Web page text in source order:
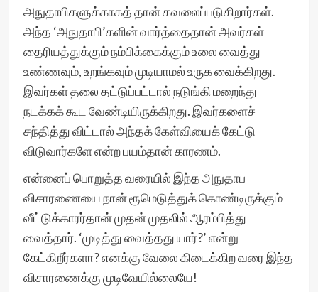
அநுதாபிகளுக்காகத் தான் கவலைப்படுகிறார்கள்.
அந்த ‘அநுதாபி’களின் வார்த்தைதான் அவர்கள்
தைரியத்துக்கும் நம்பிக்கைக்கும் உலை வைத்து
உண்ணவும், உறங்கவும் முடியாமல் உருக வைக்கிறது.
இவர்கள் தலை தட்டுப்பட்டால் நடுங்கி மறைந்து
நடக்கக் கூட வேண்டியிருக்கிறது. இவர்களைச்
சந்தித்து விட்டால் அந்தக் கேள்வியைக் கேட்டு
விடுவார்களே என்ற பயம்தான் காரணம்.
என்னைப் பொறுத்த வரையில் இந்த அநுதாப
விசாரணையை நான் ரூமெடுத்துக் கொண்டிருக்கும்
வீட்டுக்காரர்தான் முதன் முதலில் ஆரம்பித்து
வைத்தார். ‘முடித்து வைத்தது யார்?’ என்று
கேட்கிறீர்களா? எனக்கு வேலை கிடைக்கிற வரை இந்த
விசாரணைக்கு முடிவேயில்லையே!